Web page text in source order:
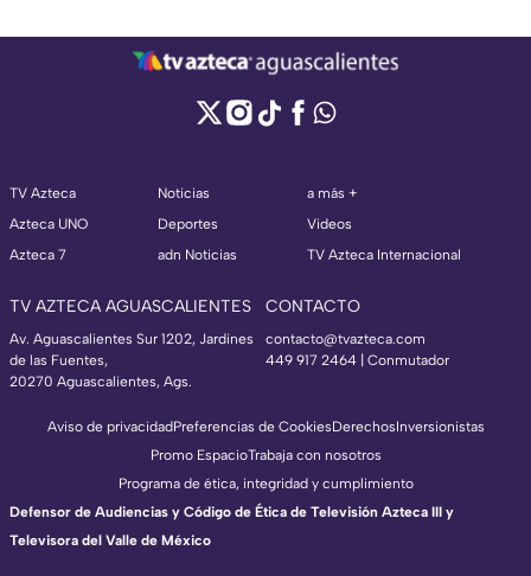
TV Azteca
Azteca UNO
Azteca 7
Noticias
Deportes
adn Noticias
a más +
Videos
TV Azteca Internacional
TV AZTECA AGUASCALIENTES
Av. Aguascalientes Sur 1202, Jardines
de las Fuentes,
20270 Aguascalientes, Ags.
CONTACTO
contacto@tvazteca.com
449 917 2464 | Conmutador
Aviso de privacidadPreferencias de CookiesDerechosInversionistas
Promo EspacioTrabaja con nosotros
Programa de ética, integridad y cumplimiento
Defensor de Audiencias y Código de Ética de Televisión Azteca III y
Televisora del Valle de México